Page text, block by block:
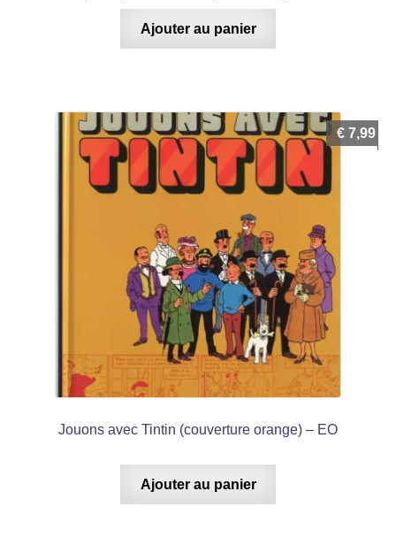
Ajouter au panier
Jouons avec Tintin (couverture orange) – EO
€ 7,99
Ajouter au panier